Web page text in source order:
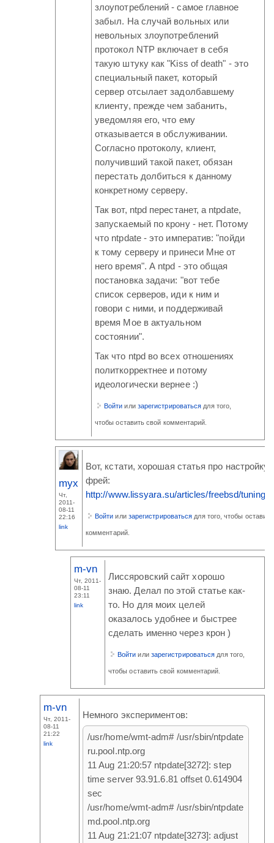
злоупотреблений - самое главное
забыл. На случай вольных или
невольных злоупотреблений
протокол NTP включает в себя
такую штуку как "Kiss of death" - это
специальный пакет, который
сервер отсылает задолбавшему
клиенту, прежде чем забанить,
уведомляя его, что ему
отказывается в обслуживании.
Согласно протоколу, клиент,
получивший такой пакет, обязан
перестать долбиться к данному
конкретному серверу.
Так вот, ntpd перестанет, а ntpdate,
запускаемый по крону - нет. Потому
что ntpdate - это императив: "пойди
к тому серверу и принеси Мне от
него время". А ntpd - это общая
постановка задачи: "вот тебе
список серверов, иди к ним и
говори с ними, и поддерживай
время Мое в актуальном
состоянии".
Так что ntpd во всех отношениях
политкорректнее и потому
идеологически вернее :)
Войти или зарегистрироваться для того,
чтобы оставить свой комментарий.
myx
Чт,
2011-
08-11
22:16
link
Вот, кстати, хорошая статья про настройку
фрей:
http://www.lissyara.su/articles/freebsd/tuning/
Войти или зарегистрироваться для того, чтобы
комментарий.
m-vn
Чт, 2011-
08-11
23:11
link
Лиссяровский сайт хорошо
знаю. Делал по этой статье как-
то. Но для моих целей
оказалось удобнее и быстрее
сделать именно через крон )
Войти или зарегистрироваться для того,
чтобы оставить свой комментарий.
m-vn
Чт, 2011-
08-11
21:22
link
Немного экспериментов:
/usr/home/wmt-adm# /usr/sbin/ntpdate
ru.pool.ntp.org
11 Aug 21:20:57 ntpdate[3272]: step
time server 93.91.6.81 offset 0.614904
sec
/usr/home/wmt-adm# /usr/sbin/ntpdate
md.pool.ntp.org
11 Aug 21:21:07 ntpdate[3273]: adjust